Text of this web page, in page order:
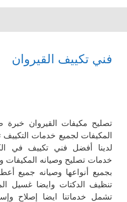
فني تكييف القيروان
تصليح مكيفات القيروان
المكيفات لجميع خدمات التكييف
لدينا أفضل فني تكييف في
خدمات تصليح وصيانه المكيفات
بجميع أنواعها وصيانه جميع
تنظيف الدكتات وايضا غسيل
تشمل خدماتنا ايضا إصلاح